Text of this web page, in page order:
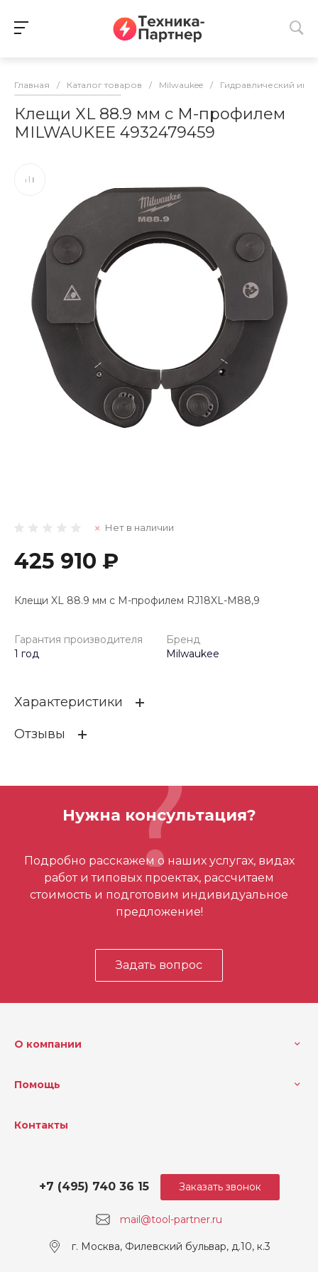
Главная / Каталог товаров / Milwaukee / Гидравлический
Клещи XL 88.9 мм с M-профилем
MILWAUKEE 4932479459
Нет в наличии
425 910 ₽
Клещи XL 88.9 мм с M-профилем RJ18XL-M88,9
Гарантия производителя
1 год
Бренд
Milwaukee
Характеристики
Гарантия производителя
Отзывы
Отзывов ещё нет – ваш может стать
первым
Нужна консультация?
Подробно расскажем о наших услугах, видах
работ и типовых проектах, рассчитаем
стоимость и подготовим индивидуальное
предложение!
Задать вопрос
О компании
Помощь
Контакты
mail@tool-partner.ru
+7 (495) 740 36 15
г. Москва, Филевский бульвар, д.10, к.3
Заказать звонок